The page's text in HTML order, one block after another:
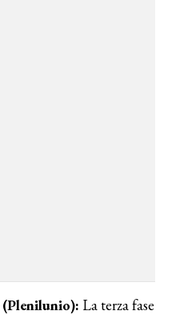
(Plenilunio): La terza fase